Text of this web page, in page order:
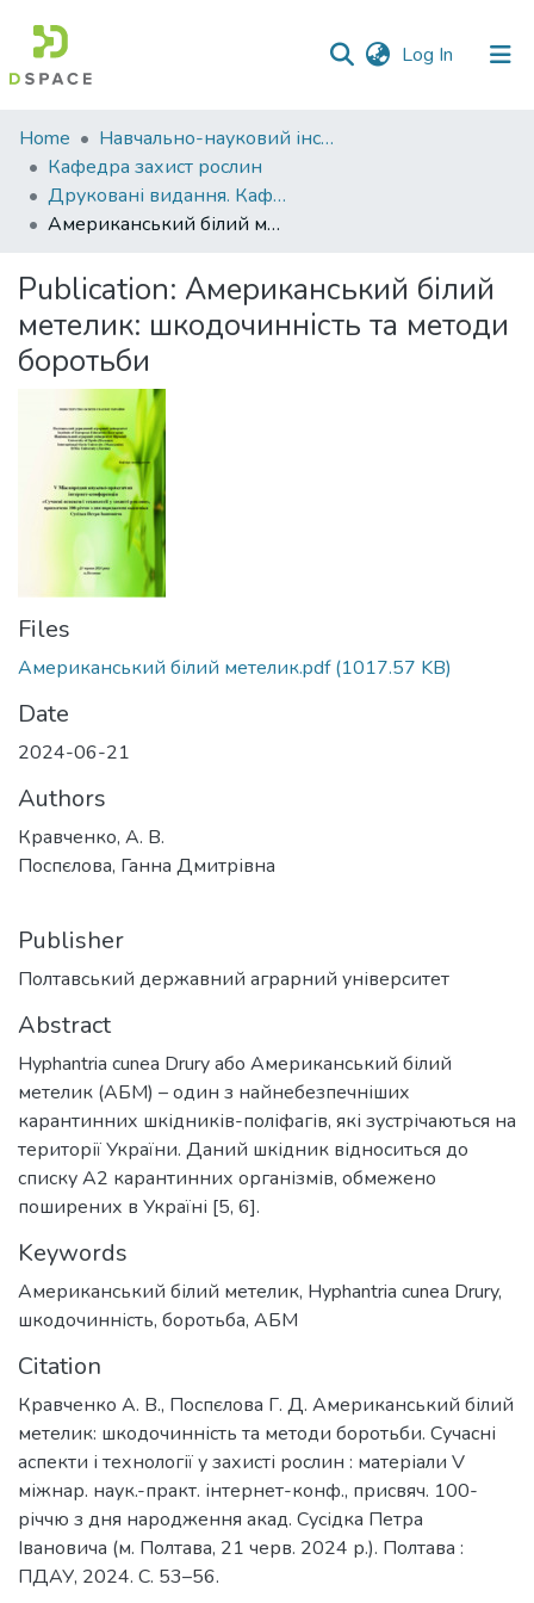
Log In (current)
Communities
&
Collections
All of DSpace
Statistics
Home
Навчально-науковий інститут агротехнологій, селекції та екології
Кафедра захист рослин
Друковані видання. Кафедра захист рослин
Американський білий метелик: шкодочинність та методи боротьби
Publication: Американський білий
метелик: шкодочинність та методи
боротьби
Files
Американський білий метелик.pdf(1017.57 KB)
Date
2024-06-21
Authors
Кравченко, А. В.
Поспєлова, Ганна Дмитрівна
Publisher
Полтавський державний аграрний університет
Abstract
Hyphantria cunea Drury або Американський білий
метелик (АБМ) – один з найнебезпечніших
карантинних шкідників-поліфагів, які зустрічаються на
території України. Даний шкідник відноситься до
списку А2 карантинних організмів, обмежено
поширених в Україні [5, 6].
Keywords
Американський білий метелик, Hyphantria cunea Drury,
шкодочинність, боротьба, АБМ
Citation
Кравченко А. В., Поспєлова Г. Д. Американський білий
метелик: шкодочинність та методи боротьби. Сучасні
аспекти і технології у захисті рослин : матеріали V
міжнар. наук.-практ. інтернет-конф., присвяч. 100-
річчю з дня народження акад. Сусідка Петра
Івановича (м. Полтава, 21 черв. 2024 р.). Полтава :
ПДАУ, 2024. С. 53–56.